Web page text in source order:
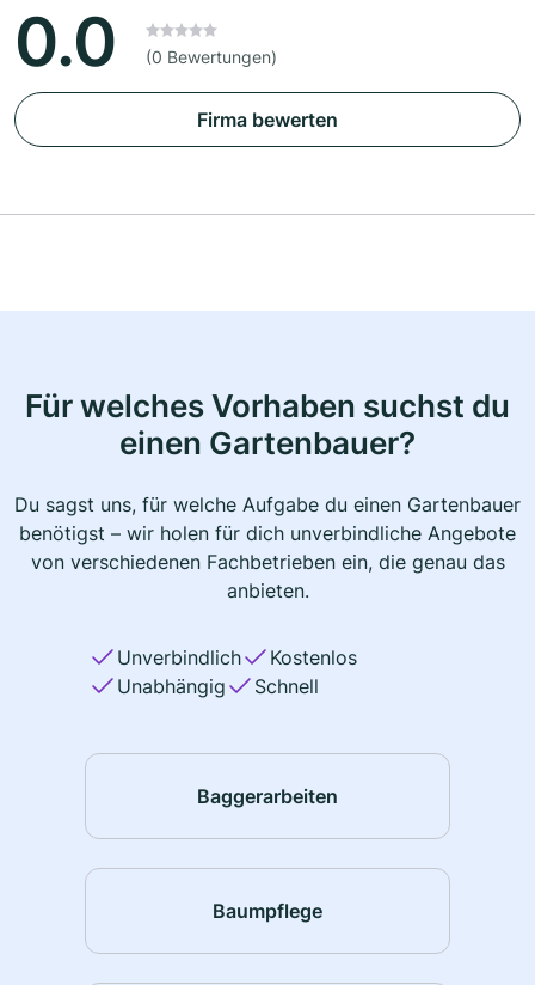
0.0 (0 Bewertungen)
Firma bewerten
Für welches Vorhaben suchst du
einen Gartenbauer?
Du sagst uns, für welche Aufgabe du einen Gartenbauer
benötigst – wir holen für dich unverbindliche Angebote
von verschiedenen Fachbetrieben ein, die genau das
anbieten.
Unverbindlich
Kostenlos
Unabhängig
Schnell
Baggerarbeiten
Baumpflege